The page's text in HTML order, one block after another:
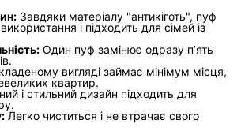
Завдяки матеріалу "антикіготь", пуф
і підходить для сімей із
Один пуф замінює одразу п’ять
вигляді займає мінімум місця,
квартир.
і стильний дизайн підходить для
Легко чиститься і не втрачає свого